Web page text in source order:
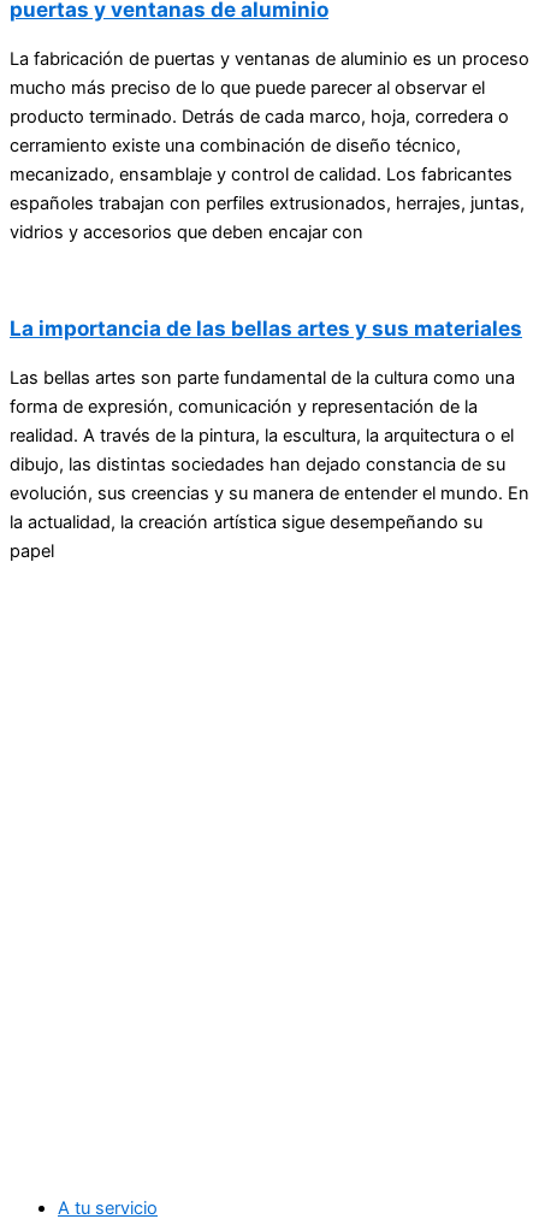
puertas y ventanas de aluminio
La fabricación de puertas y ventanas de aluminio es un proceso
mucho más preciso de lo que puede parecer al observar el
producto terminado. Detrás de cada marco, hoja, corredera o
cerramiento existe una combinación de diseño técnico,
mecanizado, ensamblaje y control de calidad. Los fabricantes
españoles trabajan con perfiles extrusionados, herrajes, juntas,
vidrios y accesorios que deben encajar con
La importancia de las bellas artes y sus materiales
Las bellas artes son parte fundamental de la cultura como una
forma de expresión, comunicación y representación de la
realidad. A través de la pintura, la escultura, la arquitectura o el
dibujo, las distintas sociedades han dejado constancia de su
evolución, sus creencias y su manera de entender el mundo. En
la actualidad, la creación artística sigue desempeñando su
papel
A tu servicio